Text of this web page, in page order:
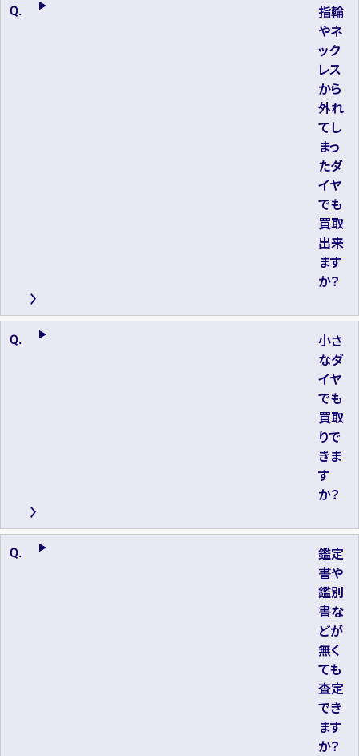
指輪
やネ
ック
レス
から
外れ
てし
まっ
たダ
イヤ
でも
買取
出来
ます
か？
小さ
なダ
イヤ
でも
買取
りで
きま
す
か？
鑑定
書や
鑑別
書な
どが
無く
ても
査定
でき
ます
か？